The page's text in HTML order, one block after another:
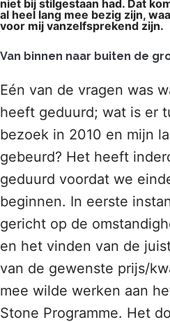
niet bij stilgestaan had. Dat
al heel lang mee bezig zijn,
voor mij vanzelfsprekend zijn.
Van binnen naar buiten de
Eén van de vragen was
heeft geduurd; wat is er
bezoek in 2010 en mijn
gebeurd? Het heeft
geduurd voordat we
beginnen. In eerste
gericht op de
en het vinden van de
van de gewenste prijs/
mee wilde werken aan
Stone Programme. Het